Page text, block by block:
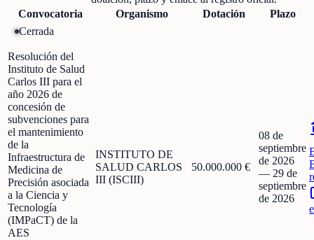
Convocatoria
Organismo Dotación
Plazo
Cerrada
Resolución del
Instituto de Salud
Carlos III para el
año 2026 de
concesión de
subvenciones para
el mantenimiento
de la
Infraestructura de
Medicina de
Precisión asociada
a la Ciencia y
Tecnología
(IMPaCT) de la
AES
INSTITUTO DE
SALUD CARLOS
III (ISCIII)
50.000.000 €
08 de
septiembre
de 2026
— 29 de
septiembre
de 2026